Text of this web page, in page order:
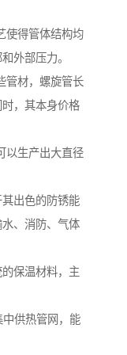
使得管体结构均
外部压力。
管材，螺旋管长
，其本身价格
以生产出大直径
出色的防锈能
、消防、气体
保温材料，主
供热管网，能